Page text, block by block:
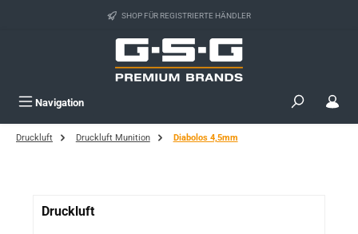
Zum Hauptinhalt springen SHOP FÜR REGISTRIERTE HÄNDLER
Navigation
Druckluft Druckluft Munition Diabolos 4,5mm
Druckluft